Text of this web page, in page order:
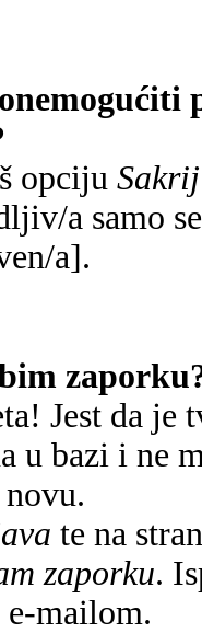
opciju
a samo
a].
Jest da je
u bazi i ne
te na
zaporku.
mailom.